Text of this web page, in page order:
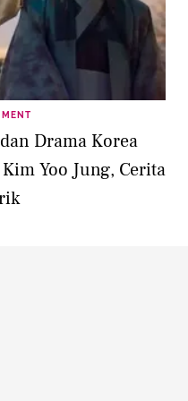
Drama Korea
Yoo Jung, Cerita